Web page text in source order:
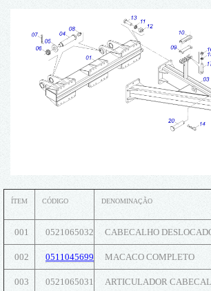
ÍTEM CÓDIGO DENOMINAÇÃO
001 0521065032 CABECALHO
002 0511045699 MACACO COMPLETO
003 0521065031 ARTICULADOR